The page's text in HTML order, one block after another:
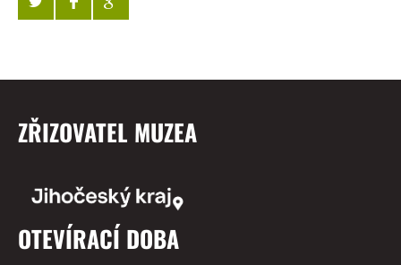
ZŘIZOVATEL MUZEA
OTEVÍRACÍ DOBA